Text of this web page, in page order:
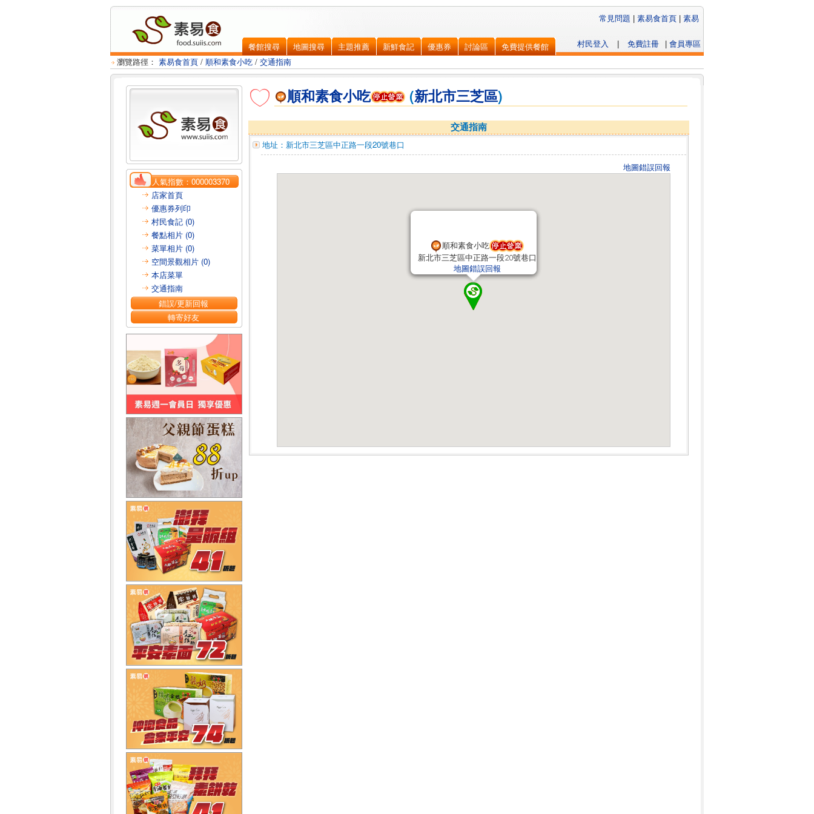
餐館搜尋 地圖搜尋 主題推薦 新鮮食記 優惠券 討論區 免費提供餐館 | 會員專區
免費註冊
|
村民登入
常見問題 | 素易食首頁 | 素易
瀏覽路徑： 素易食首頁 / 順和素食小吃 / 交通指南
人氣指數：000003370
店家首頁
優惠券列印
村民食記 (0)
餐點相片 (0)
菜單相片 (0)
空間景觀相片 (0)
本店菜單
交通指南
錯誤/更新回報
轉寄好友
順和素食小吃 (新北市三芝區)
交通指南
地址： 新北市三芝區中正路一段20號巷口
地圖錯誤回報
順和素食小吃
新北市三芝區中正路一段20號巷口
地圖錯誤回報
順和素食小吃
新北市三芝區中正路一段20號巷口
地圖錯誤回報